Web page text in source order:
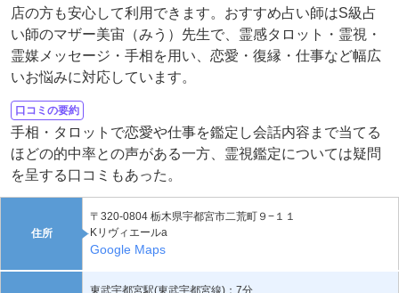
店の方も安心して利用できます。おすすめ占い師はS級占
い師のマザー美宙（みう）先生で、霊感タロット・霊視・
霊媒メッセージ・手相を用い、恋愛・復縁・仕事など幅広
いお悩みに対応しています。
口コミの要約
手相・タロットで恋愛や仕事を鑑定し会話内容まで当てる
ほどの的中率との声がある一方、霊視鑑定については疑問
を呈する口コミもあった。
住所
〒320-0804 栃木県宇都宮市二荒町９−１１
Kリヴィエールa
Google Maps
東武宇都宮駅(東武宇都宮線)：7分